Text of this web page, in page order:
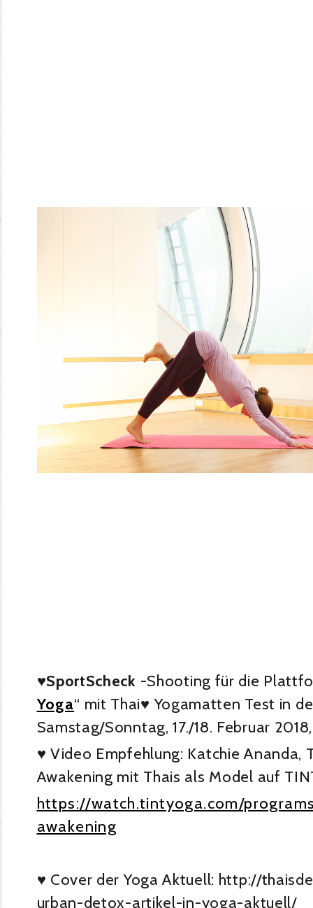
♥SportScheck -Shooting für die
Yoga“ mit Thai♥ Yogamatten Test in
Samstag/Sonntag, 17./18. Februar
♥ Video Empfehlung: Katchie Ananda,
Awakening mit Thais als Model auf
https://watch.tintyoga.com/
awakening
♥️ Cover der Yoga Aktuell: http://
urban-detox-artikel-in-yoga-aktuell/